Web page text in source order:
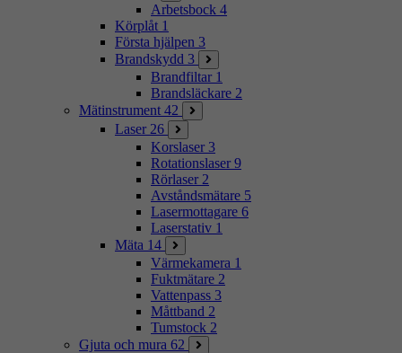
Arbetsbock 4
Körplåt 1
Första hjälpen 3
Brandskydd 3
Brandfiltar 1
Brandsläckare 2
Mätinstrument 42
Laser 26
Korslaser 3
Rotationslaser 9
Rörlaser 2
Avståndsmätare 5
Lasermottagare 6
Laserstativ 1
Mäta 14
Värmekamera 1
Fuktmätare 2
Vattenpass 3
Måttband 2
Tumstock 2
Gjuta och mura 62